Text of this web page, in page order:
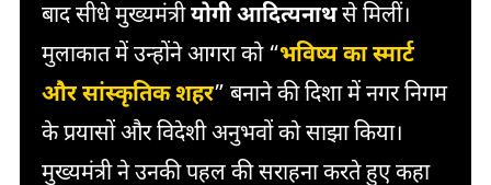
बाद सीधे मुख्यमंत्रीयोगी आदित्यनाथसे मिलीं।
मुलाकात में उन्होंने आगरा को “भविष्य का स्मार्ट
और सांस्कृतिक शहर” बनाने की दिशा में नगर निगम
के प्रयासों और विदेशी अनुभवों को साझा किया।
मुख्यमंत्री ने उनकी पहल की सराहना करते हुए कहा